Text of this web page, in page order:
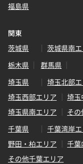
福島県
関東
茨城県
茨城県南
栃木県
群馬県
埼玉県
埼玉北部
埼玉西部エリア
埼玉
埼玉県南エリア
そ
千葉県
千葉湾岸
野田・柏エリア
千葉
その他千葉エリア